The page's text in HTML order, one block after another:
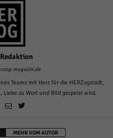
magazin.de
Teams mit Herz für die HERZogstadt,
zu Wort und Bild gespeist wird.
MEHR VOM AUTOR